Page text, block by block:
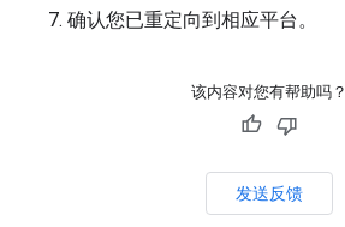
确认您已重定向到相应平台。
该内容对您有帮助吗？
发送反馈